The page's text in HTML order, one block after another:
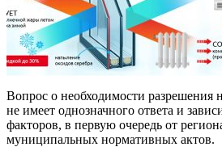
Вопрос о необходимости разрешения
не имеет однозначного ответа и
факторов, в первую очередь от
муниципальных нормативных актов.